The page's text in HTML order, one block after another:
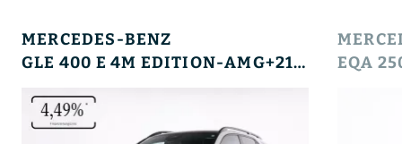
MERCEDES-BENZ
GLE 400 E 4M EDITION-AMG+21+HUD+PANO+AHK+SOUND+